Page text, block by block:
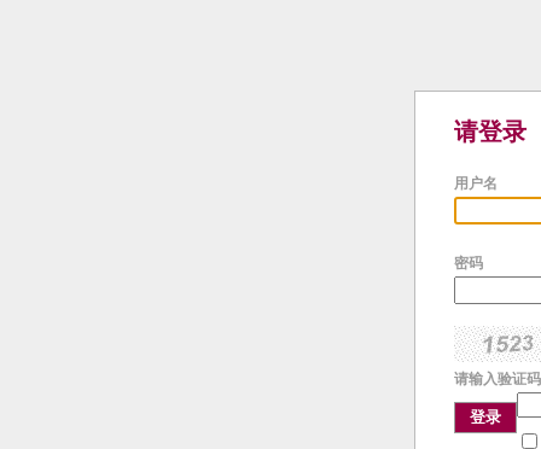
请登录
用户名
密码
请输入验证
登录